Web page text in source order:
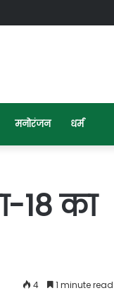
मनोरंजन धर्म
18 का
4 1 minute read